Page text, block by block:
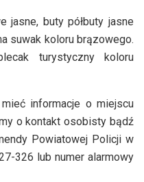
jasne, buty półbuty jasne
suwak koloru brązowego.
turystyczny koloru
informacje o miejscu
o kontakt osobisty bądź
Powiatowej Policji w
326 lub numer alarmowy